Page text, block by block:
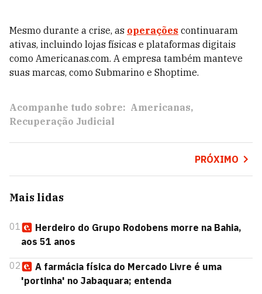
Mesmo durante a crise, as operações continuaram
ativas, incluindo lojas físicas e plataformas digitais
como Americanas.com. A empresa também manteve
suas marcas, como Submarino e Shoptime.
Acompanhe tudo sobre: Americanas
Recuperação Judicial
PRÓXIMO
Mais lidas
01
Herdeiro do Grupo Rodobens morre na Bahia,
aos 51 anos
02
A farmácia física do Mercado Livre é uma
'portinha' no Jabaquara; entenda